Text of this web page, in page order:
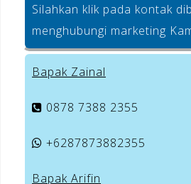
Silahkan klik pada kontak
menghubungi marketing
Bapak Zainal
0878 7388 2355
+6287873882355
Bapak Arifin